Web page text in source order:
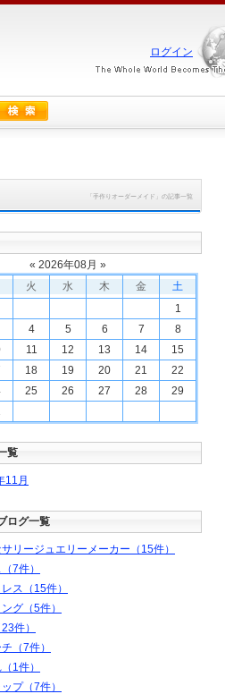
「手作りオーダーメイド」の記事一覧
« 2026年08月 »
火
水 木 金
土
1
4
5 6 7
8
11 12 13 14
15
18 19 20 21
22
25 26 27 28
29
覧
11 月
ログ一覧
リージュエリーメーカー（15件）
7件）
ス（15件）
グ（5件）
件）
（7件）
1件）
プ（7件）
ログイン